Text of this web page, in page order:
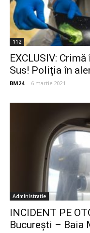
112
EXCLUSIV:
Sus! Poliţia în
BM24 - 6 martie 2021
Administratie
INCIDENT PE
București – Baia